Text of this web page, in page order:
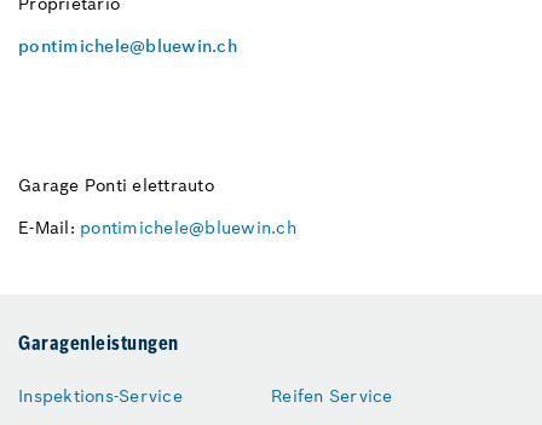
pontimichele@bluewin.ch
Garage Ponti elettrauto
E-Mail: pontimichele@bluewin.ch
Garagenleistungen
Inspektions-Service
Reifen Service